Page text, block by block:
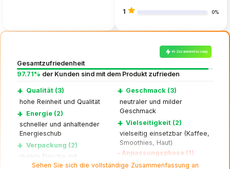
1 0%
KI-Zusammenfassung
Gesamtzufriedenheit
97.71% der Kunden sind mit dem Produkt zufrieden
+ Qualität (3)
hohe Reinheit und Qualität
+ Energie (2)
schneller und anhaltender
Energieschub
+ Verpackung (2)
dunkle Flasche mit
Dosierausguss
+ Geschmack (3)
neutraler und milder
Geschmack
+ Vielseitigkeit (2)
vielseitig einsetzbar (Kaffee,
Smoothies, Haut)
– Anpassungsphase (1)
anfängliche Blähungen oder
Sehen Sie sich die vollständige Zusammenfassung an